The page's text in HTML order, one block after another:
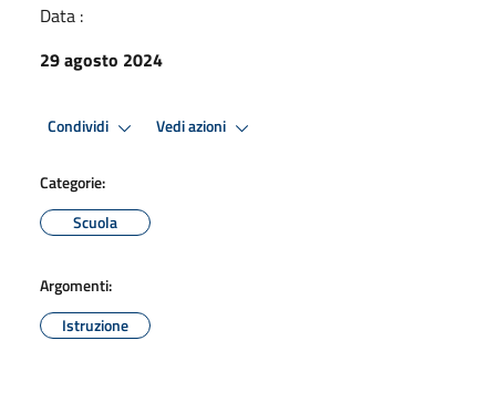
Data :
29 agosto 2024
Condividi Vedi azioni
Categorie:
Scuola
Argomenti:
Istruzione